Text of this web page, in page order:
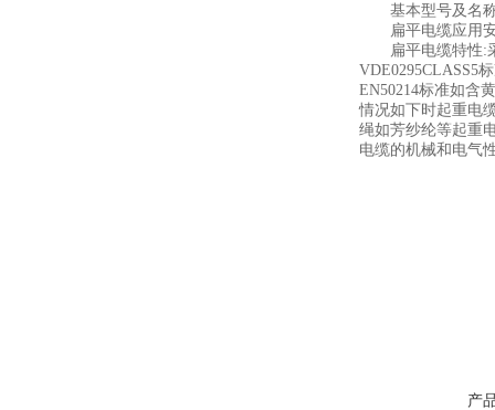
基本型号及名称
扁平电缆应用安
扁平电缆特性:采
VDE0295CLASS5
EN50214标准如含
情况如下时起重电
绳如芳纱纶等起重
电缆的机械和电气
产